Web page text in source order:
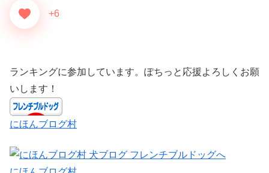
+6
ランキングに参加しています。ぽちっと応援よろしくお願
いします！
にほんブログ村